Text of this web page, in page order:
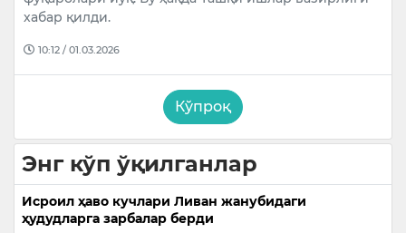
хабар қилди.
10:12 / 01.03.2026
Кўпроқ
Энг кўп ўқилганлар
Исроил ҳаво кучлари Ливан жанубидаги
ҳудудларга зарбалар берди